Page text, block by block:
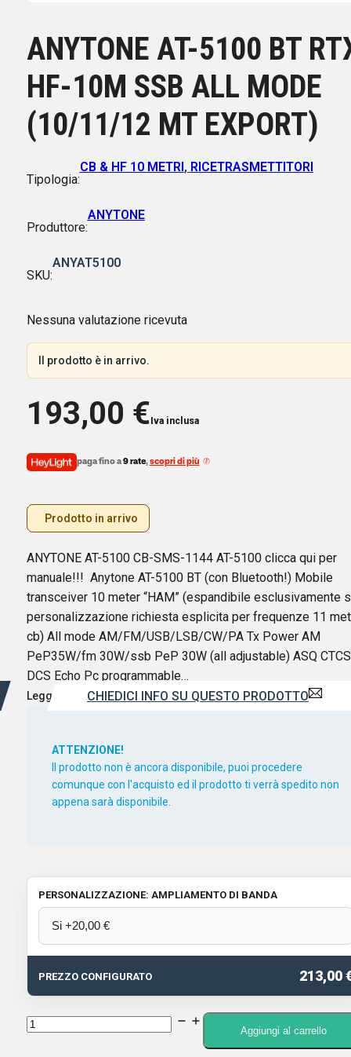
ANYTONE AT-5100 BT
HF-10M SSB ALL MODE
(10/11/12 MT EXPORT)
Tipologia:
CB & HF 10 METRI, RICETRASMETTITORI
Produttore:
ANYTONE
SKU:
ANYAT5100
Nessuna valutazione ricevuta
Il prodotto è in arrivo.
193,00 €Iva inclusa
paga fino a9 rate,scopri di più
Prodotto in arrivo
ANYTONE AT-5100 CB-SMS-1144 AT-5100 clicca qui per
manuale!!! Anytone AT-5100 BT (con Bluetooth!) Mobile
transceiver 10 meter “HAM” (espandibile esclusivamente
personalizzazione richiesta esplicita per frequenze 11
cb) All mode AM/FM/USB/LSB/CW/PA Tx Power AM
PeP35W/fm 30W/ssb PeP 30W (all adjustable) ASQ
DCS Echo Pc programmable…
Leggi di più CHIEDICI INFO SU QUESTO PRODOTTO
ATTENZIONE!
Il prodotto non è ancora disponibile, puoi procedere
comunque con l'acquisto ed il prodotto ti verrà spedito non
appena sarà disponibile.
PERSONALIZZAZIONE: AMPLIAMENTO DI BANDA
PREZZO CONFIGURATO 213,00
ANYTONE
Aggiungi al carrello